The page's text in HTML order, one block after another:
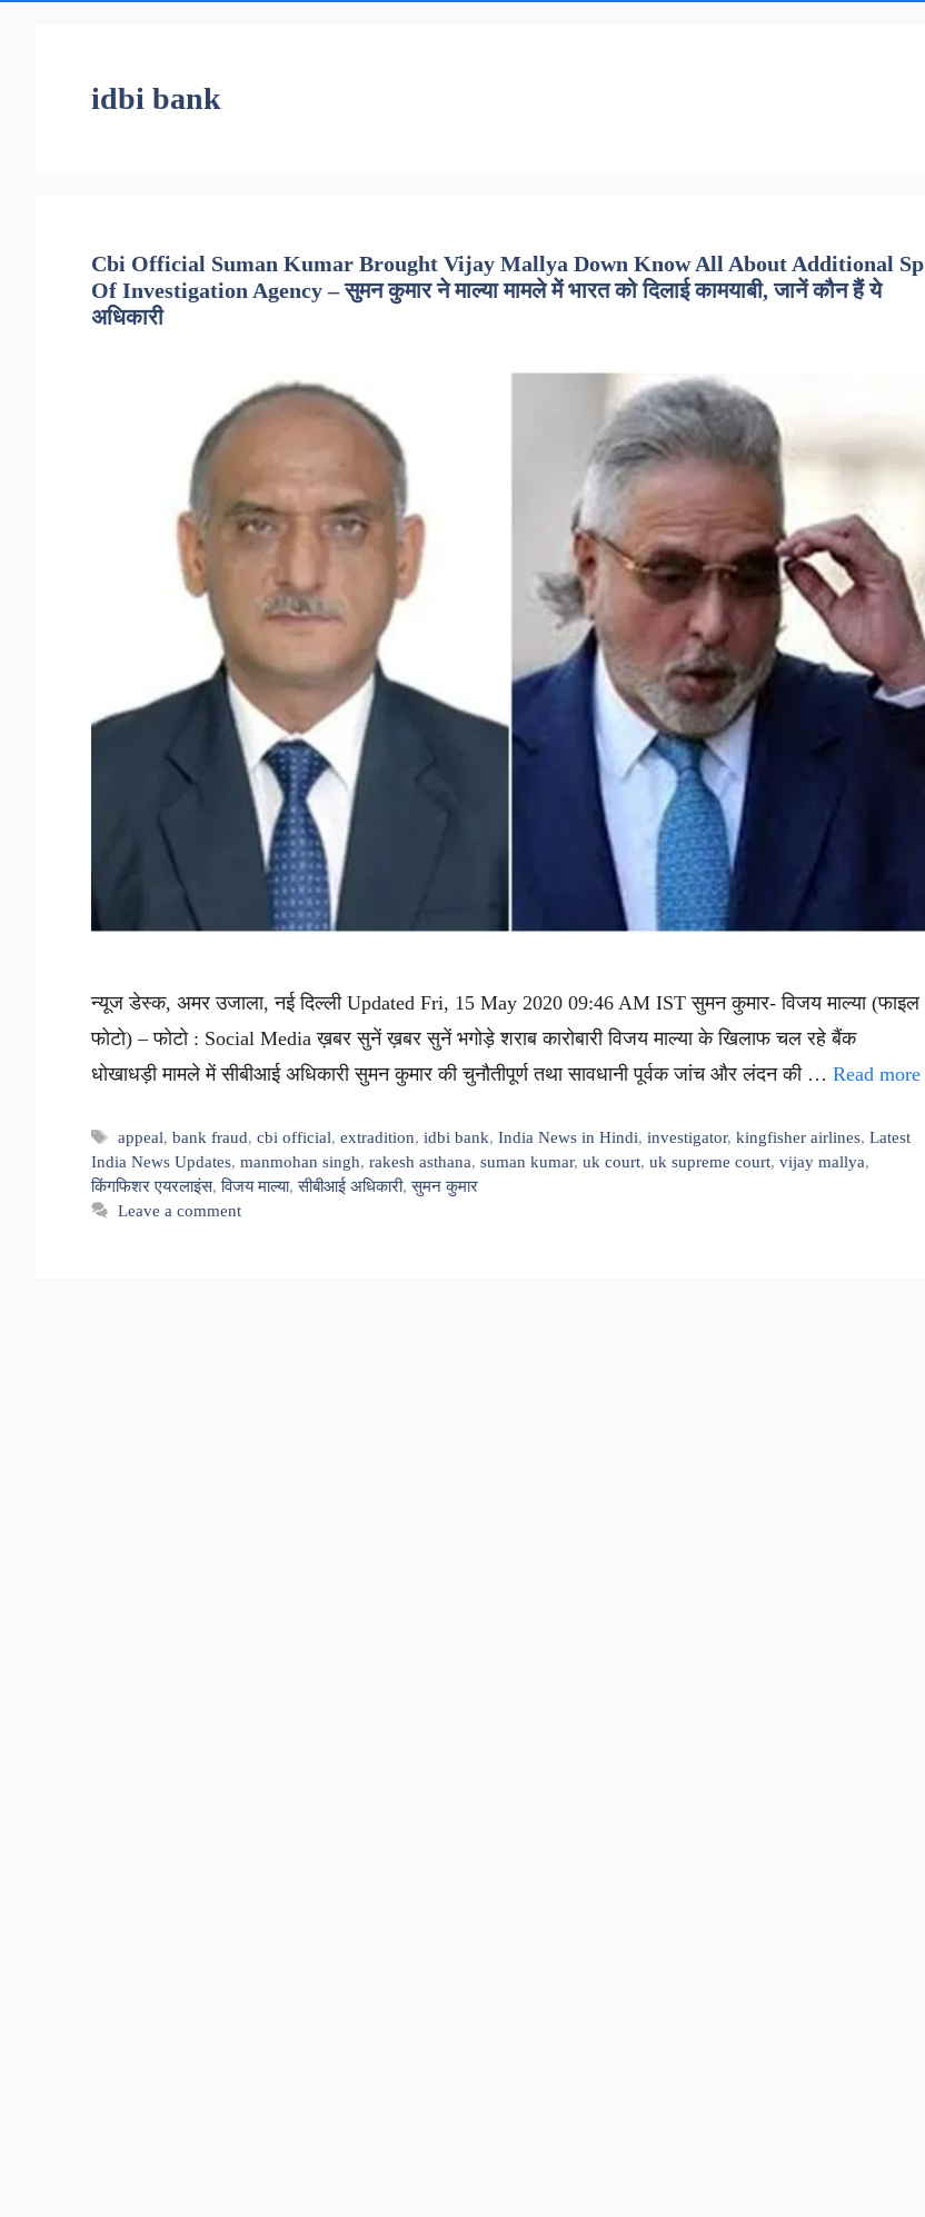
idbi bank
Cbi Official Suman Kumar Brought Vijay Mallya Down Know All About Additional Sp
Of Investigation Agency – सुमन कुमार ने माल्या मामले में भारत को दिलाई कामयाबी, जानें कौन हैं ये
अधिकारी
न्यूज डेस्क, अमर उजाला, नई दिल्ली Updated Fri, 15 May 2020 09:46 AM IST सुमन कुमार- विजय माल्या (फाइल
फोटो) – फोटो : Social Media ख़बर सुनें ख़बर सुनें भगोड़े शराब कारोबारी विजय माल्या के खिलाफ चल रहे बैंक
धोखाधड़ी मामले में सीबीआई अधिकारी सुमन कुमार की चुनौतीपूर्ण तथा सावधानी पूर्वक जांच और लंदन की … Read more
Tags
appeal,bank fraud,cbi official,extradition,idbi bank,India News in Hindi,investigator,kingfisher airlines,Latest
India News Updates, manmohan singh, rakesh asthana, suman kumar, uk court, uk supreme court, vijay mallya,
किंगफिशर एयरलाइंस,विजय माल्या,सीबीआई अधिकारी,सुमन कुमार
Leave a comment